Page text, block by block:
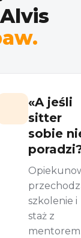
«A jeśli
sitter
sobie
szkolenie i
staż z